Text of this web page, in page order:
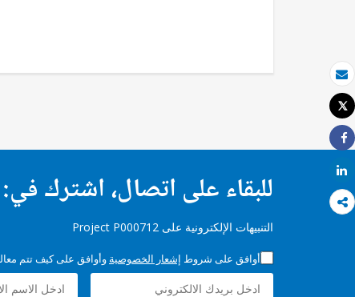
بريد الكتروني
طباعة
Tweet
Share
Share
للبقاء على اتصال، اشترك في:
التنبيهات الإلكترونية على Project P000712
أوافق على شروط إشعار الخصوصية وأوافق على كيف تتم